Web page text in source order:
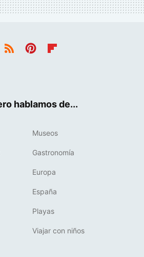
hablamos de...
Museos
Gastronomía
Europa
España
Playas
Viajar con niños